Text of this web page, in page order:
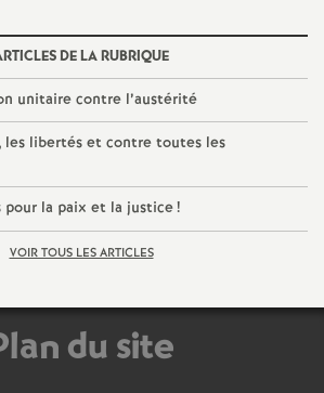
O
r
l
é
a
n
DE LA RUBRIQUE
unitaire contre l’austérité
les libertés et contre toutes les
pour la paix et la justice!
VOIR TOUS LES ARTICLES
du site